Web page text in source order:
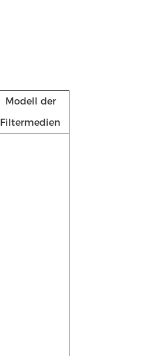
Modell der
Filtermedien